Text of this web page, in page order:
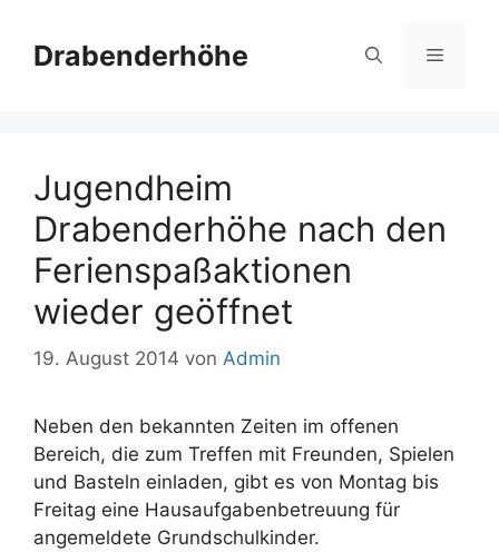
Inhalt
springen
Drabenderhöhe Menü
Jugendheim
Drabenderhöhe nach den
Ferienspaßaktionen
wieder geöffnet
19. August 2014 von Admin
Neben den bekannten Zeiten im offenen
Bereich, die zum Treffen mit Freunden, Spielen
und Basteln einladen, gibt es von Montag bis
Freitag eine Hausaufgabenbetreuung für
angemeldete Grundschulkinder.